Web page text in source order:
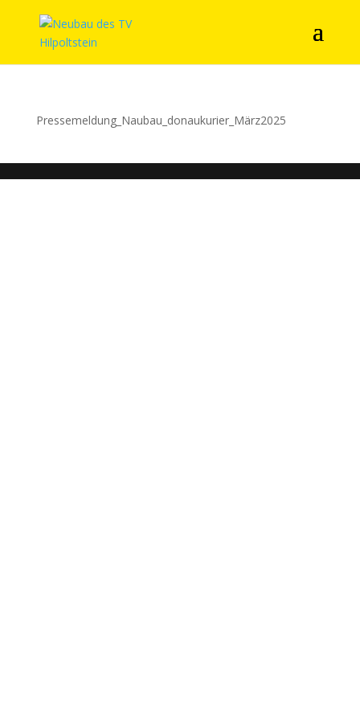
Pressemeldung_Naubau_donaukurier_März2025